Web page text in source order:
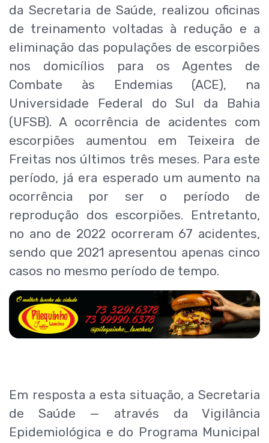
da Secretaria de Saúde, realizou oficinas
de treinamento voltadas à redução e a
eliminação das populações de escorpiões
nos domicílios para os Agentes de
Combate às Endemias (ACE), na
Universidade Federal do Sul da Bahia
(UFSB). A ocorrência de acidentes com
escorpiões aumentou em Teixeira de
Freitas nos últimos três meses. Para este
período, já era esperado um aumento na
ocorrência por ser o período de
reprodução dos escorpiões. Entretanto,
no ano de 2022 ocorreram 67 acidentes,
sendo que 2021 apresentou apenas cinco
casos no mesmo período de tempo.
Em resposta a esta situação, a Secretaria
de Saúde — através da Vigilância
Epidemiológica e do Programa Municipal